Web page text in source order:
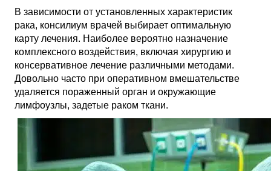
В зависимости от установленных характеристик
рака, консилиум врачей выбирает оптимальную
карту лечения. Наиболее вероятно назначение
комплексного воздействия, включая хирургию и
консервативное лечение различными методами.
Довольно часто при оперативном вмешательстве
удаляется пораженный орган и окружающие
лимфоузлы, задетые раком ткани.